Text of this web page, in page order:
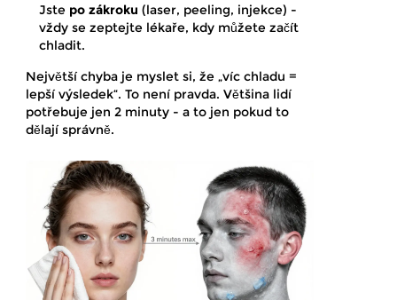
Jste po zákroku (laser, peeling, injekce) -
vždy se zeptejte lékaře, kdy můžete začít
chladit.
Největší chyba je myslet si, že „víc chladu =
lepší výsledek“. To není pravda. Většina lidí
potřebuje jen 2 minuty - a to jen pokud to
dělají správně.